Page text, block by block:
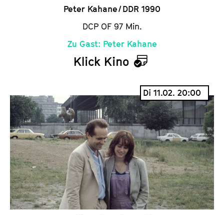
Peter Kahane / DDR 1990
DCP OF 97 Min.
Zu Gast: Peter Kahane
Klick Kino
K
a
l
e
n
d
e
r
Di 11.02. 20:00